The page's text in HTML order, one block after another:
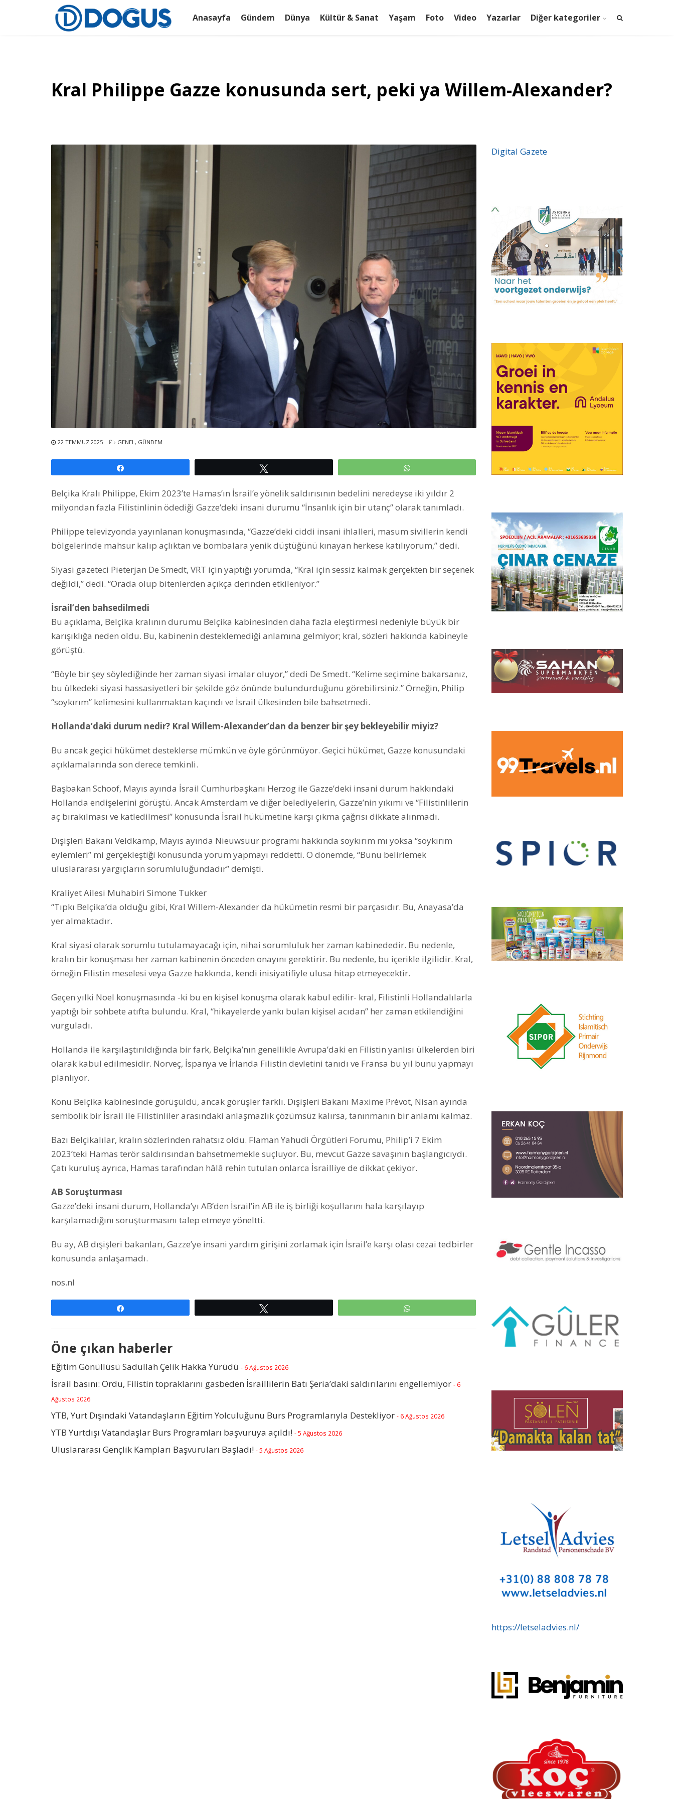
Anasayfa Gündem Dünya Kültür & Sanat Yaşam Foto Video Yazarlar Diğer kategoriler
Kral Philippe Gazze konusunda sert, peki ya Willem-Alexander?
22 TEMMUZ 2025 GENEL , GÜNDEM
Belçika Kralı Philippe, Ekim 2023’te Hamas’ın İsrail’e yönelik saldırısının bedelini neredeyse iki yıldır 2
milyondan fazla Filistinlinin ödediği Gazze’deki insani durumu “İnsanlık için bir utanç” olarak tanımladı.
Philippe televizyonda yayınlanan konuşmasında, “Gazze’deki ciddi insani ihlalleri, masum sivillerin kendi
bölgelerinde mahsur kalıp açlıktan ve bombalara yenik düştüğünü kınayan herkese katılıyorum,” dedi.
Siyasi gazeteci Pieterjan De Smedt, VRT için yaptığı yorumda, “Kral için sessiz kalmak gerçekten bir seçenek
değildi,” dedi. “Orada olup bitenlerden açıkça derinden etkileniyor.”
İsrail’den bahsedilmedi
Bu açıklama, Belçika kralının durumu Belçika kabinesinden daha fazla eleştirmesi nedeniyle büyük bir
karışıklığa neden oldu. Bu, kabinenin desteklemediği anlamına gelmiyor; kral, sözleri hakkında kabineyle
görüştü.
“Böyle bir şey söylediğinde her zaman siyasi imalar oluyor,” dedi De Smedt. “Kelime seçimine bakarsanız,
bu ülkedeki siyasi hassasiyetleri bir şekilde göz önünde bulundurduğunu görebilirsiniz.” Örneğin, Philip
“soykırım” kelimesini kullanmaktan kaçındı ve İsrail ülkesinden bile bahsetmedi.
Hollanda’daki durum nedir? Kral Willem-Alexander’dan da benzer bir şey bekleyebilir miyiz?
Bu ancak geçici hükümet desteklerse mümkün ve öyle görünmüyor. Geçici hükümet, Gazze konusundaki
açıklamalarında son derece temkinli.
Başbakan Schoof, Mayıs ayında İsrail Cumhurbaşkanı Herzog ile Gazze’deki insani durum hakkındaki
Hollanda endişelerini görüştü. Ancak Amsterdam ve diğer belediyelerin, Gazze’nin yıkımı ve “Filistinlilerin
aç bırakılması ve katledilmesi” konusunda İsrail hükümetine karşı çıkma çağrısı dikkate alınmadı.
Dışişleri Bakanı Veldkamp, Mayıs ayında Nieuwsuur programı hakkında soykırım mı yoksa “soykırım
eylemleri” mi gerçekleştiği konusunda yorum yapmayı reddetti. O dönemde, “Bunu belirlemek
uluslararası yargıçların sorumluluğundadır” demişti.
Kraliyet Ailesi Muhabiri Simone Tukker
“Tıpkı Belçika’da olduğu gibi, Kral Willem-Alexander da hükümetin resmi bir parçasıdır. Bu, Anayasa’da
yer almaktadır.
Kral siyasi olarak sorumlu tutulamayacağı için, nihai sorumluluk her zaman kabinededir. Bu nedenle,
kralın bir konuşması her zaman kabinenin önceden onayını gerektirir. Bu nedenle, bu içerikle ilgilidir. Kral,
örneğin Filistin meselesi veya Gazze hakkında, kendi inisiyatifiyle ulusa hitap etmeyecektir.
Geçen yılki Noel konuşmasında -ki bu en kişisel konuşma olarak kabul edilir- kral, Filistinli Hollandalılarla
yaptığı bir sohbete atıfta bulundu. Kral, “hikayelerde yankı bulan kişisel acıdan” her zaman etkilendiğini
vurguladı.
Hollanda ile karşılaştırıldığında bir fark, Belçika’nın genellikle Avrupa’daki en Filistin yanlısı ülkelerden biri
olarak kabul edilmesidir. Norveç, İspanya ve İrlanda Filistin devletini tanıdı ve Fransa bu yıl bunu yapmayı
planlıyor.
Konu Belçika kabinesinde görüşüldü, ancak görüşler farklı. Dışişleri Bakanı Maxime Prévot, Nisan ayında
sembolik bir İsrail ile Filistinliler arasındaki anlaşmazlık çözümsüz kalırsa, tanınmanın bir anlamı kalmaz.
Bazı Belçikalılar, kralın sözlerinden rahatsız oldu. Flaman Yahudi Örgütleri Forumu, Philip’i 7 Ekim
2023’teki Hamas terör saldırısından bahsetmemekle suçluyor. Bu, mevcut Gazze savaşının başlangıcıydı.
Çatı kuruluş ayrıca, Hamas tarafından hâlâ rehin tutulan onlarca İsrailliye de dikkat çekiyor.
AB Soruşturması
Gazze’deki insani durum, Hollanda’yı AB’den İsrail’in AB ile iş birliği koşullarını hala karşılayıp
karşılamadığını soruşturmasını talep etmeye yöneltti.
Bu ay, AB dışişleri bakanları, Gazze’ye insani yardım girişini zorlamak için İsrail’e karşı olası cezai tedbirler
konusunda anlaşamadı.
nos.nl
Öne çıkan haberler
Eğitim Gönüllüsü Sadullah Çelik Hakka Yürüdü - 6 Ağustos 2026
İsrail basını: Ordu, Filistin topraklarını gasbeden İsraillilerin Batı Şeria’daki saldırılarını engellemiyor - 6
Ağustos 2026
YTB, Yurt Dışındaki Vatandaşların Eğitim Yolculuğunu Burs Programlarıyla Destekliyor - 6 Ağustos 2026
YTB Yurtdışı Vatandaşlar Burs Programları başvuruya açıldı! - 5 Ağustos 2026
Uluslararası Gençlik Kampları Başvuruları Başladı! - 5 Ağustos 2026
Digital Gazete
https://letseladvies.nl/